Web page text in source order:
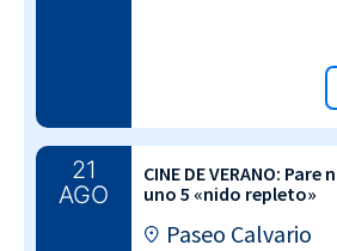
21
AGO
CINE DE VERANO:
uno 5 «nido repleto»
Paseo Calvario